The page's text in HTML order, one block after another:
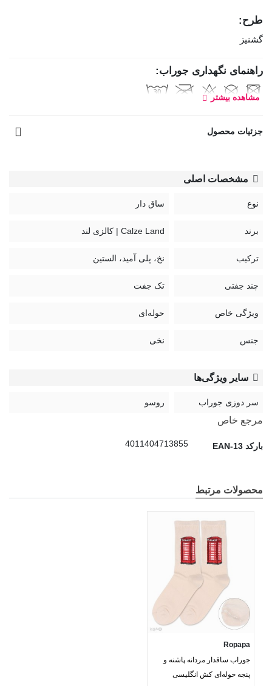
طرح:
گشنیز
راهنمای نگهداری جوراب:
مشاهده بیشتر
جزئیات محصول
مشخصات اصلی
نوع ساق دار
برند Calze Land | کالزی لند
ترکیب نخ، پلی آمید، الستین
چند جفتی تک جفت
ویژگی خاص حوله‌ای
جنس نخی
سایر ویژگی‌ها
سر دوزی جوراب روسو
مرجع خاص
بارکد EAN-13 4011404713855
محصولات مرتبط
Ropapa
جوراب ساقدار مردانه پاشنه و
پنجه حوله‌ای کش انگلیسی